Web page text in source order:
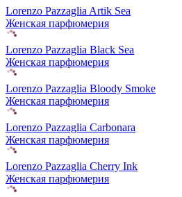
Lorenzo Pazzaglia Artik Sea
Женская парфюмерия
Lorenzo Pazzaglia Black Sea
Женская парфюмерия
Lorenzo Pazzaglia Bloody Smoke
Женская парфюмерия
Lorenzo Pazzaglia Carbonara
Женская парфюмерия
Lorenzo Pazzaglia Cherry Ink
Женская парфюмерия